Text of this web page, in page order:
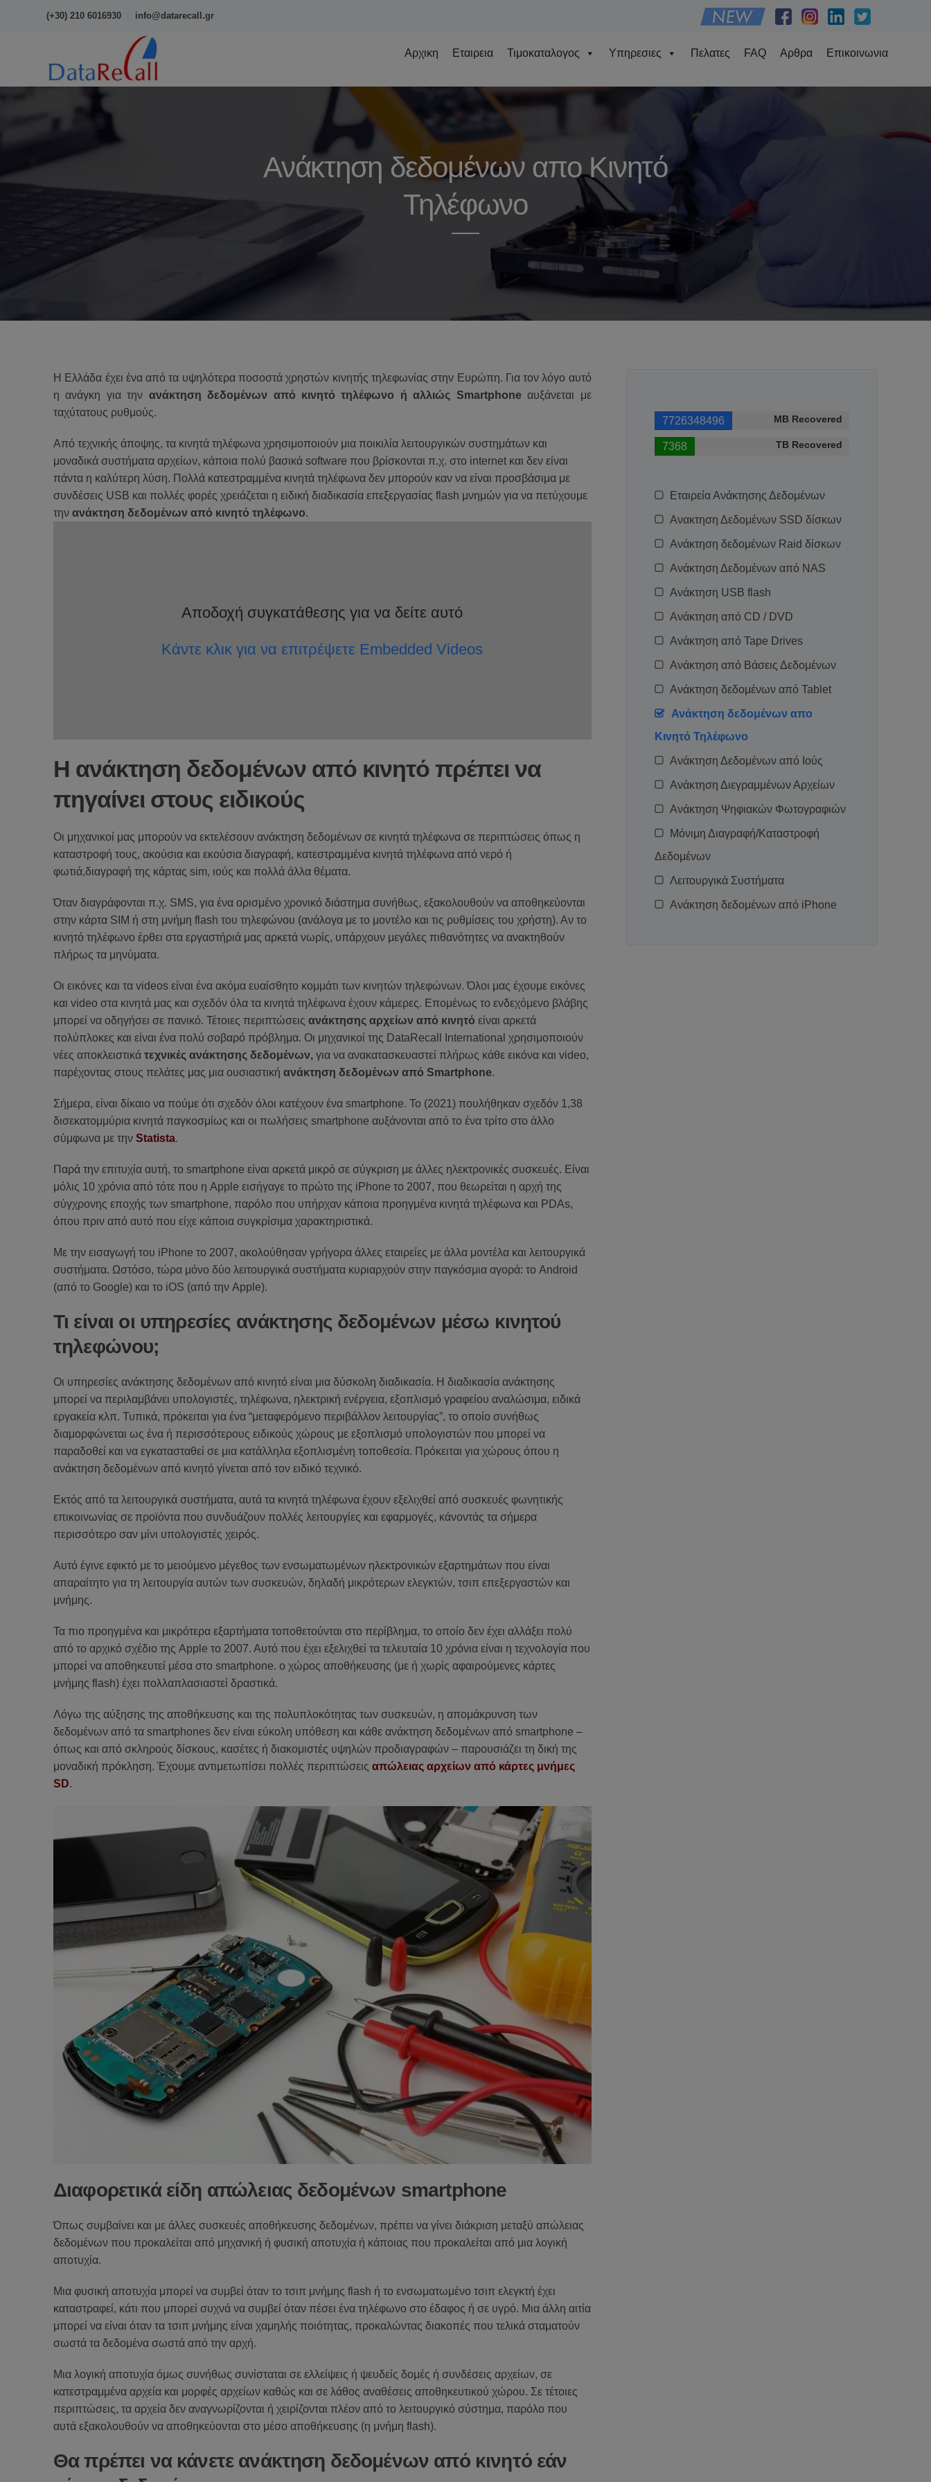
(+30) 210 6016930 info@datarecall.gr
Αρχικη Εταιρεια Τιμοκαταλογος Υπηρεσιες Πελατες FAQ Αρθρα Επικοινωνια
Ανάκτηση δεδομένων απο Κινητό
Τηλέφωνο
Η Ελλάδα έχει ένα από τα υψηλότερα ποσοστά χρηστών κινητής τηλεφωνίας στην Ευρώπη. Για τον λόγο αυτό
η ανάγκη για την ανάκτηση δεδομένων από κινητό τηλέφωνο ή αλλιώς Smartphone αυξάνεται με
ταχύτατους ρυθμούς.
Από τεχνικής άποψης, τα κινητά τηλέφωνα χρησιμοποιούν μια ποικιλία λειτουργικών συστημάτων και
μοναδικά συστήματα αρχείων, κάποια πολύ βασικά software που βρίσκονται π.χ. στο internet και δεν είναι
πάντα η καλύτερη λύση. Πολλά κατεστραμμένα κινητά τηλέφωνα δεν μπορούν καν να είναι προσβάσιμα με
συνδέσεις USB και πολλές φορές χρειάζεται η ειδική διαδικασία επεξεργασίας flash μνημών για να πετύχουμε
την ανάκτηση δεδομένων από κινητό τηλέφωνο.
Αποδοχή συγκατάθεσης για να δείτε αυτό
Κάντε κλικ για να επιτρέψετε Embedded Videos
Η ανάκτηση δεδομένων από κινητό πρέπει να
πηγαίνει στους ειδικούς
Οι μηχανικοί μας μπορούν να εκτελέσουν ανάκτηση δεδομένων σε κινητά τηλέφωνα σε περιπτώσεις όπως η
καταστροφή τους, ακούσια και εκούσια διαγραφή, κατεστραμμένα κινητά τηλέφωνα από νερό ή
φωτιά,διαγραφή της κάρτας sim, ιούς και πολλά άλλα θέματα.
Όταν διαγράφονται π.χ. SMS, για ένα ορισμένο χρονικό διάστημα συνήθως, εξακολουθούν να αποθηκεύονται
στην κάρτα SIM ή στη μνήμη flash του τηλεφώνου (ανάλογα με το μοντέλο και τις ρυθμίσεις του χρήστη). Αν το
κινητό τηλέφωνο έρθει στα εργαστήριά μας αρκετά νωρίς, υπάρχουν μεγάλες πιθανότητες να ανακτηθούν
πλήρως τα μηνύματα.
Οι εικόνες και τα videos είναι ένα ακόμα ευαίσθητο κομμάτι των κινητών τηλεφώνων. Όλοι μας έχουμε εικόνες
και video στα κινητά μας και σχεδόν όλα τα κινητά τηλέφωνα έχουν κάμερες. Επομένως το ενδεχόμενο βλάβης
μπορεί να οδηγήσει σε πανικό. Τέτοιες περιπτώσεις ανάκτησης αρχείων από κινητό είναι αρκετά
πολύπλοκες και είναι ένα πολύ σοβαρό πρόβλημα. Οι μηχανικοί της DataRecall International χρησιμοποιούν
νέες αποκλειστικά τεχνικές ανάκτησης δεδομένων, για να ανακατασκευαστεί πλήρως κάθε εικόνα και video,
παρέχοντας στους πελάτες μας μια ουσιαστική ανάκτηση δεδομένων από Smartphone.
Σήμερα, είναι δίκαιο να πούμε ότι σχεδόν όλοι κατέχουν ένα smartphone. Το (2021) πουλήθηκαν σχεδόν 1,38
δισεκατομμύρια κινητά παγκοσμίως και οι πωλήσεις smartphone αυξάνονται από το ένα τρίτο στο άλλο
σύμφωνα με την Statista.
Παρά την επιτυχία αυτή, το smartphone είναι αρκετά μικρό σε σύγκριση με άλλες ηλεκτρονικές συσκευές. Είναι
μόλις 10 χρόνια από τότε που η Apple εισήγαγε το πρώτο της iPhone το 2007, που θεωρείται η αρχή της
σύγχρονης εποχής των smartphone, παρόλο που υπήρχαν κάποια προηγμένα κινητά τηλέφωνα και PDAs,
όπου πριν από αυτό που είχε κάποια συγκρίσιμα χαρακτηριστικά.
Με την εισαγωγή του iPhone το 2007, ακολούθησαν γρήγορα άλλες εταιρείες με άλλα μοντέλα και λειτουργικά
συστήματα. Ωστόσο, τώρα μόνο δύο λειτουργικά συστήματα κυριαρχούν στην παγκόσμια αγορά: το Android
(από το Google) και το iOS (από την Apple).
Τι είναι οι υπηρεσίες ανάκτησης δεδομένων μέσω κινητού
τηλεφώνου;
Οι υπηρεσίες ανάκτησης δεδομένων από κινητό είναι μια δύσκολη διαδικασία. Η διαδικασία ανάκτησης
μπορεί να περιλαμβάνει υπολογιστές, τηλέφωνα, ηλεκτρική ενέργεια, εξοπλισμό γραφείου αναλώσιμα, ειδικά
εργακεία κλπ. Τυπικά, πρόκειται για ένα “μεταφερόμενο περιβάλλον λειτουργίας”, το οποίο συνήθως
διαμορφώνεται ως ένα ή περισσότερους ειδικούς χώρους με εξοπλισμό υπολογιστών που μπορεί να
παραδοθεί και να εγκατασταθεί σε μια κατάλληλα εξοπλισμένη τοποθεσία. Πρόκειται για χώρους όπου η
ανάκτηση δεδομένων από κινητό γίνεται από τον ειδικό τεχνικό.
Εκτός από τα λειτουργικά συστήματα, αυτά τα κινητά τηλέφωνα έχουν εξελιχθεί από συσκευές φωνητικής
επικοινωνίας σε προϊόντα που συνδυάζουν πολλές λειτουργίες και εφαρμογές, κάνοντάς τα σήμερα
περισσότερο σαν μίνι υπολογιστές χειρός.
Αυτό έγινε εφικτό με το μειούμενο μέγεθος των ενσωματωμένων ηλεκτρονικών εξαρτημάτων που είναι
απαραίτητο για τη λειτουργία αυτών των συσκευών, δηλαδή μικρότερων ελεγκτών, τσιπ επεξεργαστών και
μνήμης.
Τα πιο προηγμένα και μικρότερα εξαρτήματα τοποθετούνται στο περίβλημα, το οποίο δεν έχει αλλάξει πολύ
από το αρχικό σχέδιο της Apple το 2007. Αυτό που έχει εξελιχθεί τα τελευταία 10 χρόνια είναι η τεχνολογία που
μπορεί να αποθηκευτεί μέσα στο smartphone. ο χώρος αποθήκευσης (με ή χωρίς αφαιρούμενες κάρτες
μνήμης flash) έχει πολλαπλασιαστεί δραστικά.
Λόγω της αύξησης της αποθήκευσης και της πολυπλοκότητας των συσκευών, η απομάκρυνση των
δεδομένων από τα smartphones δεν είναι εύκολη υπόθεση και κάθε ανάκτηση δεδομένων από smartphone –
όπως και από σκληρούς δίσκους, κασέτες ή διακομιστές υψηλών προδιαγραφών – παρουσιάζει τη δική της
μοναδική πρόκληση. Έχουμε αντιμετωπίσει πολλές περιπτώσεις απώλειας αρχείων από κάρτες μνήμες
SD.
Διαφορετικά είδη απώλειας δεδομένων smartphone
Όπως συμβαίνει και με άλλες συσκευές αποθήκευσης δεδομένων, πρέπει να γίνει διάκριση μεταξύ απώλειας
δεδομένων που προκαλείται από μηχανική ή φυσική αποτυχία ή κάποιας που προκαλείται από μια λογική
αποτυχία.
Μια φυσική αποτυχία μπορεί να συμβεί όταν το τσιπ μνήμης flash ή το ενσωματωμένο τσιπ ελεγκτή έχει
καταστραφεί, κάτι που μπορεί συχνά να συμβεί όταν πέσει ένα τηλέφωνο στο έδαφος ή σε υγρό. Μια άλλη αιτία
μπορεί να είναι όταν τα τσιπ μνήμης είναι χαμηλής ποιότητας, προκαλώντας διακοπές που τελικά σταματούν
σωστά τα δεδομένα σωστά από την αρχή.
Μια λογική αποτυχία όμως συνήθως συνίσταται σε ελλείψεις ή ψευδείς δομές ή συνδέσεις αρχείων, σε
κατεστραμμένα αρχεία και μορφές αρχείων καθώς και σε λάθος αναθέσεις αποθηκευτικού χώρου. Σε τέτοιες
περιπτώσεις, τα αρχεία δεν αναγνωρίζονται ή χειρίζονται πλέον από το λειτουργικό σύστημα, παρόλο που
αυτά εξακολουθούν να αποθηκεύονται στο μέσο αποθήκευσης (η μνήμη flash).
Θα πρέπει να κάνετε ανάκτηση δεδομένων από κινητό εάν
7726348528 MB Recovered
7368 TB Recovered
Εταιρεία Ανάκτησης Δεδομένων
Ανακτηση Δεδομένων SSD δίσκων
Ανάκτηση δεδομένων Raid δίσκων
Ανάκτηση Δεδομένων από NAS
Ανάκτηση USB flash
Ανάκτηση από CD / DVD
Ανάκτηση από Tape Drives
Ανάκτηση από Βάσεις Δεδομένων
Ανάκτηση δεδομένων από Tablet
Ανάκτηση δεδομένων απο
Κινητό Τηλέφωνο
Ανάκτηση Δεδομένων από Ιούς
Ανάκτηση Διεγραμμένων Αρχείων
Ανάκτηση Ψηφιακών Φωτογραφιών
Μόνιμη Διαγραφή/Καταστροφή
Δεδομένων
Λειτουργικά Συστήματα
Ανάκτηση δεδομένων από iPhone